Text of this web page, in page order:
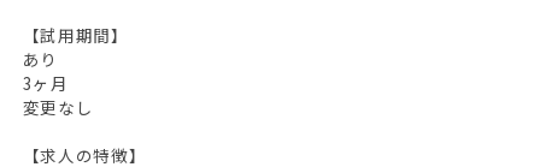
【試用期間】
あり
3ヶ月
変更なし
【求人の特徴】